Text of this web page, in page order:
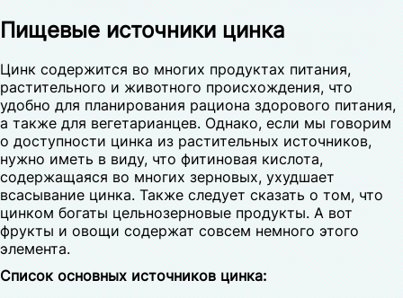
Пищевые источники цинка
Цинк содержится во многих продуктах питания,
растительного и животного происхождения, что
удобно для планирования рациона здорового питания,
а также для вегетарианцев. Однако, если мы говорим
о доступности цинка из растительных источников,
нужно иметь в виду, что фитиновая кислота,
содержащаяся во многих зерновых, ухудшает
всасывание цинка. Также следует сказать о том, что
цинком богаты цельнозерновые продукты. А вот
фрукты и овощи содержат совсем немного этого
элемента.
Список основных источников цинка: